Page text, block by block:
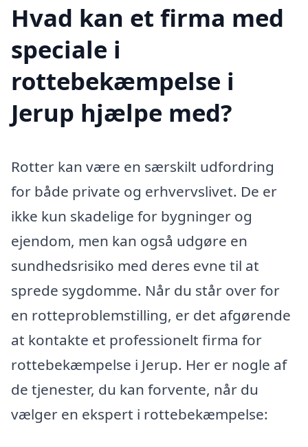
Hvad kan et firma med
speciale i
rottebekæmpelse i
Jerup hjælpe med?
Rotter kan være en særskilt udfordring
for både private og erhvervslivet. De er
ikke kun skadelige for bygninger og
ejendom, men kan også udgøre en
sundhedsrisiko med deres evne til at
sprede sygdomme. Når du står over for
en rotteproblemstilling, er det afgørende
at kontakte et professionelt firma for
rottebekæmpelse i Jerup. Her er nogle af
de tjenester, du kan forvente, når du
vælger en ekspert i rottebekæmpelse: